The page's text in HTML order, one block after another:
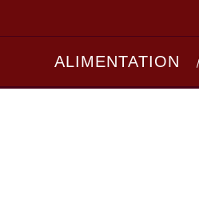
ALIMENTATION